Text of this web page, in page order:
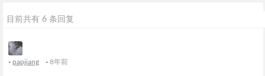
目前共有 6 条回复
- papjiang - 8年前